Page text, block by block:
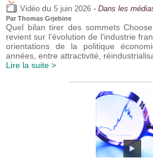
Vidéo du 5 juin 2026 - Dans les
Par Thomas Grjebine
Quel bilan tirer des sommets
revient sur l’évolution de l’industrie
orientations de la politique
années, entre attractivité,
Lire la suite >